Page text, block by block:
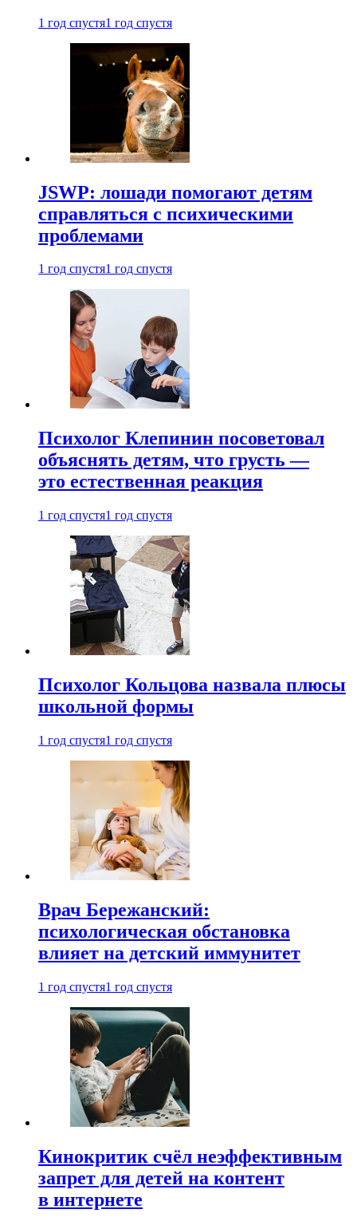
1 год спустя1 год спустя
JSWP: лошади помогают детям
справляться с психическими
проблемами
1 год спустя1 год спустя
Психолог Клепинин посоветовал
объяснять детям, что грусть —
это естественная реакция
1 год спустя1 год спустя
Психолог Кольцова назвала плюсы
школьной формы
1 год спустя1 год спустя
Врач Бережанский:
психологическая обстановка
влияет на детский иммунитет
1 год спустя1 год спустя
Кинокритик счёл неэффективным
запрет для детей на контент
в интернете